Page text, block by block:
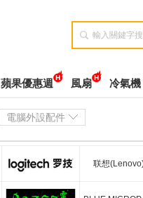

蘋果優惠週 風扇 冷氣機
電腦外設配件
微软(Microsoft)
联想